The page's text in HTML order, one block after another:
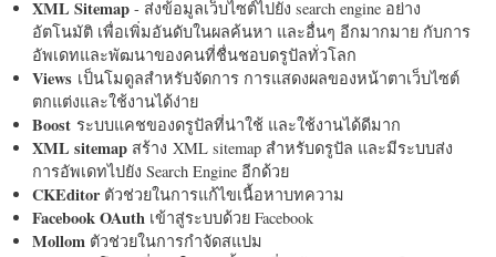
XML Sitemap - ส่งข้อมูลเว็บไซต์ไปยัง search engine อย่าง
อัตโนมัติ เพื่อเพิ่มอันดับในผลค้นหา และอื่นๆ อีกมากมาย กับการ
อัพเดทและพัฒนาของคนที่ชื่นชอบดรูปัลทั่วโลก
Views เป็นโมดูลสำหรับจัดการ การแสดงผลของหน้าตาเว็บไซต์
ตกแต่งและใช้งานได้ง่าย
Boost ระบบแคชของดรูปัลที่น่าใช้ และใช้งานได้ดีมาก
XML sitemap สร้าง XML sitemap สำหรับดรูปัล และมีระบบส่ง
การอัพเดทไปยัง Search Engine อีกด้วย
CKEditorตัวช่วยในการแก้ไขเนื้อหาบทความ
Facebook OAuth เข้าสู่ระบบด้วย Facebook
Mollom ตัวช่วยในการกำจัดสแปม